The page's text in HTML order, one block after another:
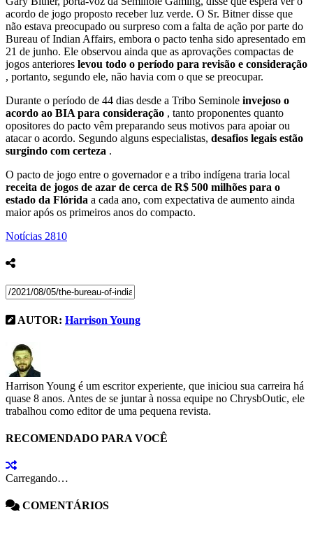
acordo de jogo proposto receber luz verde. O Sr. Bitner disse que
não estava preocupado ou surpreso com a falta de ação por parte do
Bureau of Indian Affairs, embora o pacto tenha sido apresentado em
21 de junho. Ele observou ainda que as aprovações compactas de
jogos anteriores levou todo o período para revisão e consideração
, portanto, segundo ele, não havia com o que se preocupar.
Durante o período de 44 dias desde a Tribo Seminole invejoso o
acordo ao BIA para consideração , tanto proponentes quanto
opositores do pacto vêm preparando seus motivos para apoiar ou
atacar o acordo. Segundo alguns especialistas, desafios legais estão
surgindo com certeza .
O pacto de jogo entre o governador e a tribo indígena traria local
receita de jogos de azar de cerca de R$ 500 milhões para o
estado da Flórida a cada ano, com expectativa de aumento ainda
maior após os primeiros anos do compacto.
Notícias 2810
AUTOR: Harrison Young
Harrison Young é um escritor experiente, que iniciou sua carreira há
quase 8 anos. Antes de se juntar à nossa equipe no ChrysbOutic, ele
trabalhou como editor de uma pequena revista.
RECOMENDADO PARA VOCÊ
Carregando…
COMENTÁRIOS